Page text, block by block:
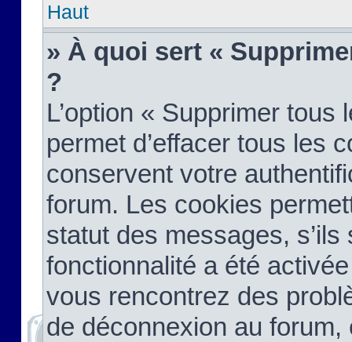
Haut
» À quoi sert «
?
L’option « Supprimer
permet d’effacer tous les
conservent votre
forum. Les cookies
statut des messages,
fonctionnalité a été
vous rencontrez des
de déconnexion au